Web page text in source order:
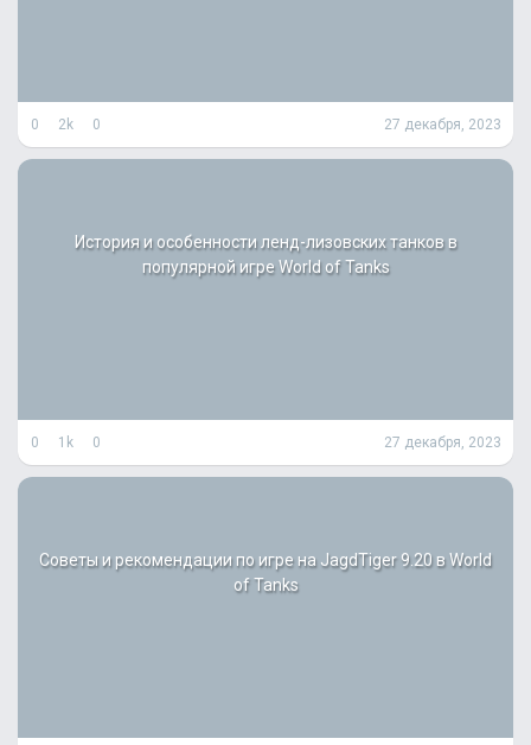
0 2k 0 27 декабря, 2023
История и особенности ленд-лизовских танков в
популярной игре World of Tanks
0 1k 0 27 декабря, 2023
Советы и рекомендации по игре на JagdTiger 9.20 в World
of Tanks